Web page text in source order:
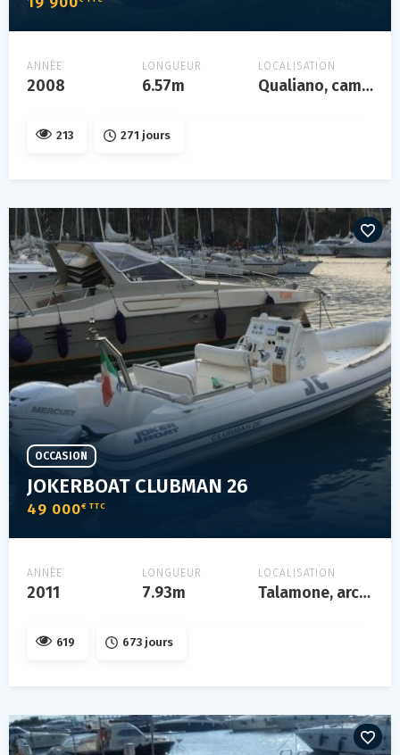
ANNÉE
2008
LONGUEUR
6.57m
LOCALISATION
Qualiano, campania
213 271 jours
JOKERBOAT CLUBMAN 26
49 000€ TTC
OCCASION
ANNÉE
2011
LONGUEUR
7.93m
LOCALISATION
Talamone, arcipelago toscano
619 673 jours